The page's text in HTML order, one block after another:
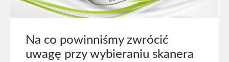
Na co powinniśmy zwrócić
uwagę przy wybieraniu skanera